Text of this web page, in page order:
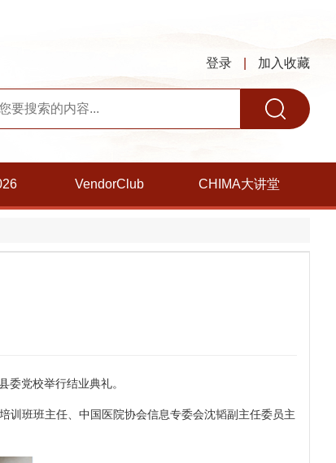
登录 加入收藏
VendorClub CHIMA大讲堂
委党校举行结业典礼。
班班主任、中国医院协会信息专委会沈韬副主任委员主